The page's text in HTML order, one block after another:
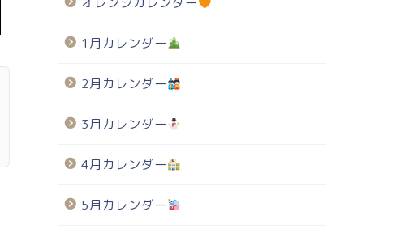
1月カレンダー
2月カレンダー
3月カレンダー
4月カレンダー
5月カレンダー